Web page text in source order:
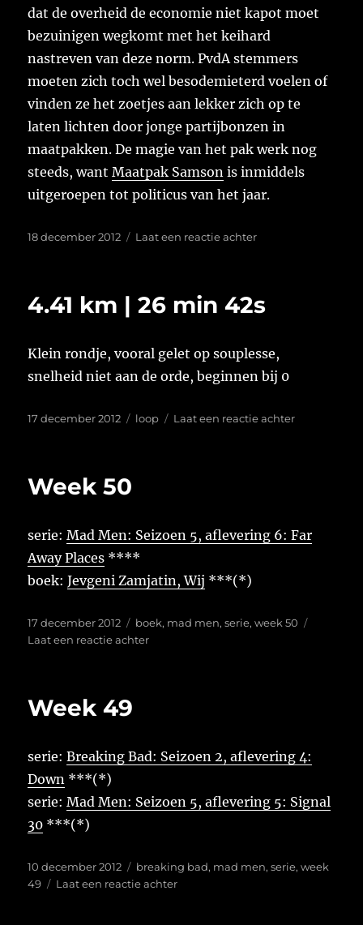
dat de overheid de economie niet kapot moet
bezuinigen wegkomt met het keihard
nastreven van deze norm. PvdA stemmers
moeten zich toch wel besodemieterd voelen of
vinden ze het zoetjes aan lekker zich op te
laten lichten door jonge partijbonzen in
maatpakken. De magie van het pak werk nog
steeds, wantMaatpak Samson is inmiddels
uitgeroepen tot politicus van het jaar.
Geplaatst
18 december 2012 Laat een reactie achterop
onze
4.41 km | 26 min 42s
Klein rondje, vooral gelet op souplesse,
snelheid niet aan de orde, beginnen bij 0
Geplaatst
17 december 2012 Tags
loop Laat een reactie achterop
Week 50
serie:Mad Men: Seizoen 5, aflevering 6: Far
Away Places ****
boek:Jevgeni Zamjatin, Wij ***(*)
Geplaatst
op
17 december 2012 Tags
boek, mad men,serie,week 50
Laat een reactie achterop
Week 49
serie:Breaking Bad: Seizoen 2, aflevering 4:
Down ***(*)
serie:Mad Men: Seizoen 5, aflevering 5: Signal
30 ***(*)
Geplaatst
op
10 december 2012 Tags
breaking bad, mad men,serie,week
49
Laat een reactie achterop